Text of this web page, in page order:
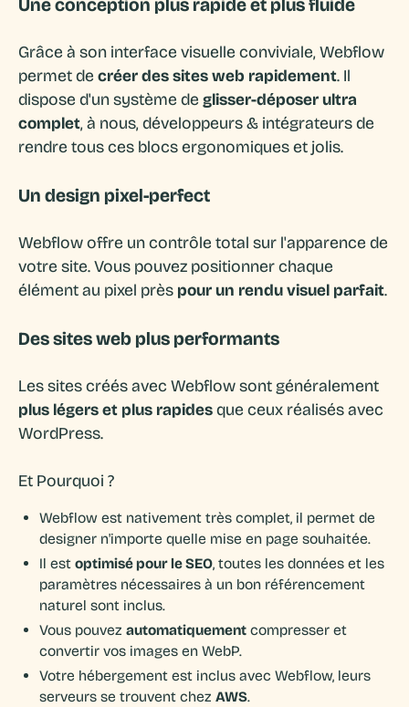
Une conception plus rapide et plus fluide
Grâce à son interface visuelle conviviale, Webflow
permet de créer des sites web rapidement. Il
dispose d'un système de glisser-déposer ultra
complet, à nous, développeurs & intégrateurs de
rendre tous ces blocs ergonomiques et jolis.
Un design pixel-perfect
Webflow offre un contrôle total sur l'apparence de
votre site. Vous pouvez positionner chaque
élément au pixel près pour un rendu visuel parfait.
Des sites web plus performants
Les sites créés avec Webflow sont généralement
plus légers et plus rapidesque ceux réalisés avec
WordPress.
Et Pourquoi ?
Webflow est nativement très complet, il permet de
designer n'importe quelle mise en page souhaitée.
Il estoptimisé pour le SEO, toutes les données et les
paramètres nécessaires à un bon référencement
naturel sont inclus.
Vous pouvezautomatiquement compresser et
convertir vos images en WebP.
Votre hébergement est inclus avec Webflow, leurs
serveurs se trouvent chezAWS.